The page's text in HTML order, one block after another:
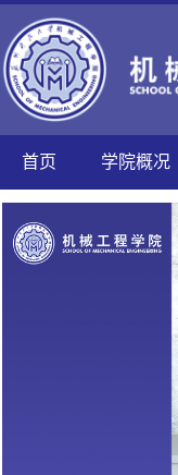
首页 学院概况